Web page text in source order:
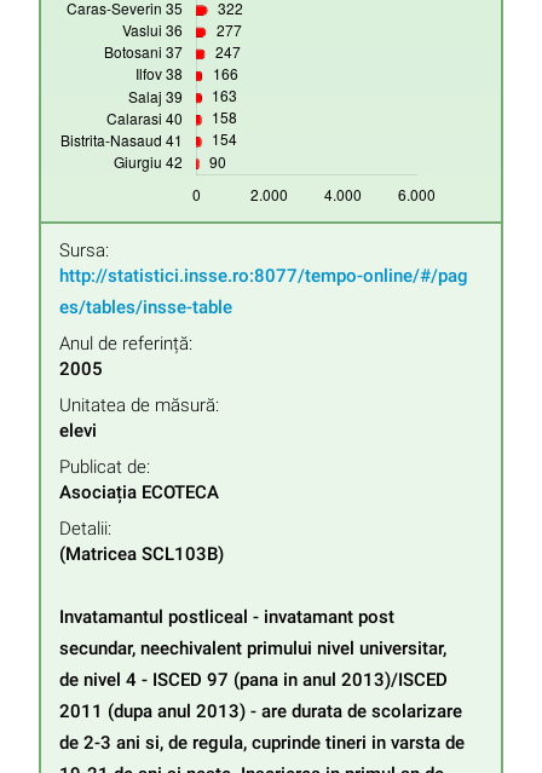
Sursa:
http://statistici.insse.ro:8077/tempo-online/#/pag
es/tables/insse-table
Anul de referință:
2005
Unitatea de măsură:
elevi
Publicat de:
Asociația ECOTECA
Detalii:
(Matricea SCL103B)
Invatamantul postliceal - invatamant post
secundar, neechivalent primului nivel universitar,
de nivel 4 - ISCED 97 (pana in anul 2013)/ISCED
2011 (dupa anul 2013) - are durata de scolarizare
de 2-3 ani si, de regula, cuprinde tineri in varsta de